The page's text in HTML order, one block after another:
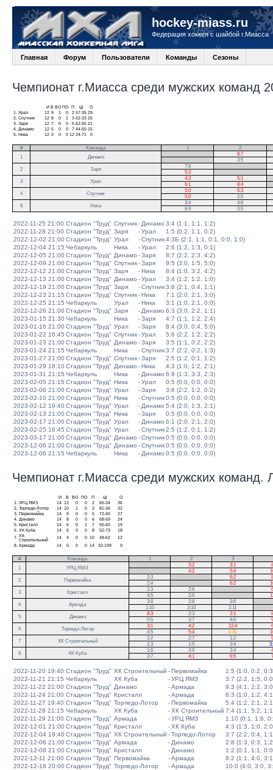
hockey-miass.ru
Федерация хоккея с шайбой г.Миасса
Главная Форум Пользователи Команды Сезоны
Чемпионат г.Миасса среди мужских команд
И В ВО ПО П
О
1.
Урал 12 9 1 0 2 57-35 29
2. Спутник 12 8 0 1 3 62-33 25
3. Заря 12 7 0 0 5 62-55 21
4.
Динамо 12 5 0 0 7 44-55 15
5.
Ника 12 0 0 0 12 24-71 0
# Команда 1
2
1
Динамо
8:7
3:5
2
Заря
7:8
5:3
3
Урал
4:3 5:1
6:1
8:4
4
Спутник
5:0
6:3
5:0
2:5
6
Ника
3:4
4:8
6:9
0:5
2022-11-25 21:00 Стадион "Труд" Спутник- Динамо 3:4 (1:1, 1:1, 1:2)
2022-11-28 21:00 Стадион "Труд" Заря -Урал
1:5 (0:2, 1:1, 0:2)
2022-12-02 21:00Стадион "Труд" Урал -Спутник4:3Б (2:1, 1:1, 0:1, 0:0, 1:0)
2022-12-04 21:15 Чебаркуль Ника -Урал
2:6 (1:2, 1:3, 0:1)
2022-12-05 21:00Стадион "Труд" Динамо -Заря
8:7 (2:2, 2:3, 4:2)
2022-12-09 21:00Стадион "Труд" Спутник-Заря
9:5 (3:0, 1:5, 5:0)
2022-12-12 21:00Стадион "Труд" Заря -Ника
8:4 (1:0, 3:2, 4:2)
2022-12-13 21:00Стадион "Труд" Динамо -Урал
3:4 (1:2, 1:2, 1:0)
2022-12-19 21:00Стадион "Труд" Заря -Спутник3:6 (2:1, 0:4, 1:1)
2022-12-23 21:15 Стадион "Труд" Спутник-Ника
7:1 (2:0, 2:1, 3:0)
2022-12-25 21:15 Чебаркуль Урал -Ника
3:1 (1:0, 2:1, 0:0)
2022-12-26 21:00Стадион "Труд" Заря - Динамо 6:3 (3:0, 2:2, 1:1)
2023-01-15 21:30Чебаркуль Ника -Заря
4:7 (1:1, 1:2, 2:4)
2023-01-16 21:00Стадион "Труд" Урал -Заря
8:4 (3:0, 0:4, 5:0)
2023-01-22 16:45 Стадион "Труд" Спутник-Урал
5:6 (2:2, 1:2, 2:2)
2023-01-23 21:00Стадион "Труд" Динамо -Заря
3:5 (1:1, 0:2, 2:2)
2023-01-24 21:15 Чебаркуль Ника -Спутник3:7 (2:2, 0:2, 1:3)
2023-01-27 21:00Стадион "Труд" Спутник-Заря
2:5 (1:2, 0:1, 1:2)
2023-01-29 18:10Стадион "Труд" Динамо -Ника
4:3 (1:0, 1:2, 2:1)
2023-01-31 21:15 Чебаркуль Ника - Динамо 6:9 (1:3, 3:3, 2:3)
2023-02-05 21:15 Стадион "Труд" Ника -Урал
0:5 (0:0, 0:0, 0:0)
2023-02-06 21:00Стадион "Труд" Урал -Заря
3:6 (2:2, 1:2, 0:2)
2023-02-10 21:00Стадион "Труд" Ника -Спутник0:5 (0:0, 0:0, 0:0)
2023-02-12 19:40Стадион "Труд" Урал - Динамо 5:4 (2:0, 1:3, 2:1)
2023-02-13 21:00Стадион "Труд" Ника -Заря
0:5 (0:0, 0:0, 0:0)
2023-02-17 21:00Стадион "Труд" Урал - Динамо 6:1 (2:0, 2:1, 2:0)
2023-02-25 16:45 Стадион "Труд" Урал -Спутник2:5 (1:2, 0:1, 1:2)
2023-03-17 21:00Стадион "Труд" Динамо -Спутник0:5 (0:0, 0:0, 0:0)
2023-12-06 21:00Стадион "Труд" Динамо -Спутник0:5 (0:0, 0:0, 0:0)
2023-12-06 21:15 Чебаркуль Ника - Динамо 0:5 (0:0, 0:0, 0:0)
Чемпионат г.Миасса среди мужских команд.
И В ВО ПО П
О
1.
УРЦ ЯМЗ 14 12 0 0 2 65-34
36
2. Торпедо-Лотор 14 10 1 0 3 81-36
32
3.
Первомайка 14 9 0 0 5 72-40
27
4.
Динамо 14 8 0 0 6 68-59
24
5.
Кристалл 14 6 0 1 7 55-60
19
6. ХК Куба 14 6 0 0 8 52-73
18
7. ХК
Строительный
14 4 0 0 10 48-62
12
8. Армада 14 0 0 0 14 32-109 0
# Команда 1 2 3
1
УРЦ ЯМЗ
3:2 3:1
4:2 5:4
2
Первомайка
2:3 6:2
2:4
6:2
3
Кристалл
1:3 2:6
4:5
2:6
4
Армада
3:8 2:8 3:6
1:10
3:10 2:11
5
Динамо
8:3 2:3 2:1
0:5
3:7 4:6
6
Торпедо-Лотор
3:1 4:2 12:4
4:5
5:4 4:3Б
7
ХК Строительный
1:2 2:7 1:2
1:3
1:5 3:4
8
ХК Куба
1:6 3:9 3:4
3:7
4:1 6:5
2022-11-20 19:40 Стадион "Труд" ХК Строительный -Первомайка
1:5 (1:0, 0:2,
2022-11-21 21:15 Чебаркуль ХК Куба -УРЦ ЯМЗ
3:7 (2:2, 1:5,
2022-11-22 21:00 Стадион "Труд" Динамо -Армада
9:3 (4:1, 2:2,
2022-11-24 21:00 Стадион "Труд" Кристалл -Армада
6:3 (1:0, 1:2,
2022-11-27 19:40 Стадион "Труд" Торпедо-Лотор -Первомайка
5:4 (1:2, 2:1,
2022-11-28 21:15 Чебаркуль ХК Куба -ХК Строительный 7:4 (1:1, 5:2,
2022-11-29 21:00 Стадион "Труд" Армада -УРЦ ЯМЗ
1:10 (0:1, 1:6,
2022-12-01 21:00Стадион "Труд" Кристалл -ХК Куба
4:3 (1:3, 1:0,
2022-12-04 19:40Стадион "Труд" ХК Строительный -Торпедо-Лотор
3:7 (2:2, 0:4,
2022-12-06 21:00Стадион "Труд" Армада - Динамо
2:8 (1:3, 0:3,
2022-12-08 21:00Стадион "Труд" Кристалл - Динамо
1:2 (0:1, 1:1,
2022-12-11 21:00 Стадион "Труд" Первомайка -Армада
8:2 (1:1, 4:0,
2022-12-18 20:00Стадион "Труд" Торпедо-Лотор -Армада
10:0 (4:0, 3:0,